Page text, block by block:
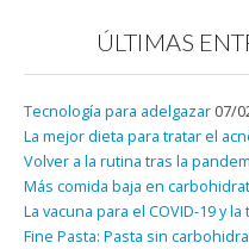
ÚLTIMAS
Tecnología para adelgazar 07/
La mejor dieta para tratar el
Volver a la rutina tras la
Más comida baja en
La vacuna para el COVID-19 y
Fine Pasta: Pasta sin